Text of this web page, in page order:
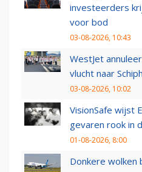
investeerders
voor bod
03-08-2026, 10:43
WestJet
vlucht naar
03-08-2026, 10:02
VisionSafe wijst
gevaren rook in
01-08-2026, 8:00
Donkere wolken